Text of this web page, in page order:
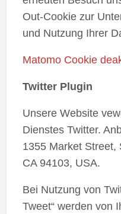
Out-Cookie zur
und Nutzung Ihrer
Matomo Cookie
Twitter Plugin
Unsere Website
Dienstes Twitter.
1355 Market Street,
CA 94103, USA.
Bei Nutzung von
Tweet“ werden von